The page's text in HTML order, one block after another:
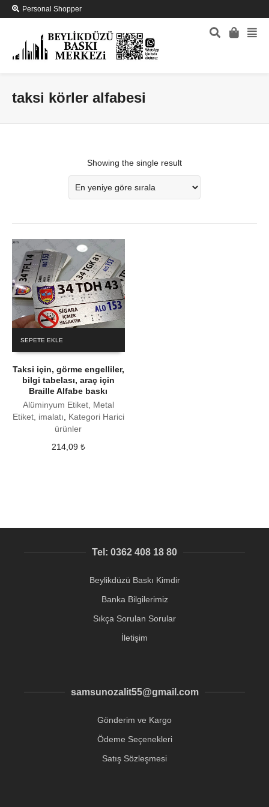
Personal Shopper
taksi körler alfabesi
Showing the single result
SEPETE EKLE
Taksi için, görme engelliler,
bilgi tabelası, araç için
Braille Alfabe baskı
Alüminyum Etiket, Metal
Etiket, imalatı
Kategori Harici
ürünler
214,09 ₺
Tel: 0362 408 18 80
Beylikdüzü Baskı Kimdir
Banka Bilgilerimiz
Sıkça Sorulan Sorular
İletişim
samsunozalit55@gmail.com
Gönderim ve Kargo
Ödeme Seçenekleri
Satış Sözleşmesi